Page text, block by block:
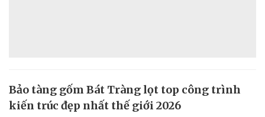
Bảo tàng gốm Bát Tràng lọt top công trình
kiến trúc đẹp nhất thế giới 2026